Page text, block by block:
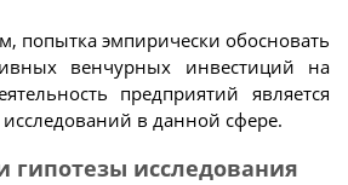
попытка эмпирически обосновать
венчурных инвестиций на
предприятий является
в данной сфере.
гипотезы исследования